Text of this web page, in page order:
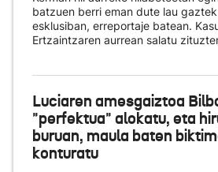
batzuen berri eman dute lau
esklusiban, erreportaje batean.
Ertzaintzaren aurrean salatu
Luciaren amesgaiztoa
"perfektua" alokatu, eta
buruan, maula baten
konturatu